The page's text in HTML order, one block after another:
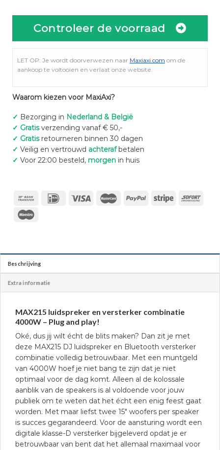
Controleer de voorraad
LET OP: Je wordt doorverwezen naar Maxiaxi.com om de
aankoop te voltooien en verlaat onze website.
Waarom kiezen voor MaxiAxi?
✓ Bezorging in Nederland & België
✓ Gratisverzending vanaf € 50,-
✓ Gratisretourneren binnen 30 dagen
✓ Veilig en vertrouwd achterafbetalen
✓ Voor 22:00 besteld, morgenin huis
Beschrijving
Extra informatie
MAX215 luidspreker en versterker combinatie
4000W – Plug and play!
Oké, dus jij wilt écht de blits maken? Dan zit je met
deze MAX215 DJ luidspreker en Bluetooth versterker
combinatie volledig betrouwbaar. Met een muntgeld
van 4000W hoef je niet bang te zijn dat je niet
optimaal voor de dag komt. Alleen al de kolossale
aanblik van de speakers is al voldoende voor jouw
publiek om te weten dat het écht een enig feest gaat
worden. Met maar liefst twee 15″ woofers per speaker
is succes gegarandeerd. Voor de aansturing wordt een
digitale klasse-D versterker bijgeleverd opdat je er
betrouwbaar van bent dat het allemaal maximaal voor